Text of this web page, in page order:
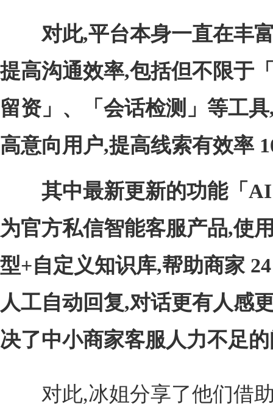
对此,平台本身一直在丰
提高沟通效率,包括但不限于
留资」、「会话检测」等工
高意向用户,提高线索有效率
其中最新更新的功能「
为官方私信智能客服产品,使
型+自定义知识库,帮助商家
人工自动回复,对话更有人感
决了中小商家客服人力不足
对此,冰姐分享了他们借